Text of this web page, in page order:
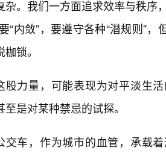
杂。我们一方面追求效率与秩序
“内敛”，要遵守各种“潜规则”
锁。
股力量，可能表现为对平淡生
至是对某种禁忌的试探。
交车，作为城市的血管，承载